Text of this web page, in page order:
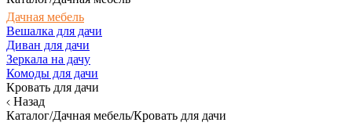
Дачная мебель
Вешалка для дачи
Диван для дачи
Зеркала на дачу
Комоды для дачи
Кровать для дачи
Назад
Каталог/Дачная мебель/Кровать для дачи